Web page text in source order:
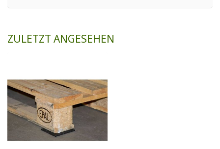
ZULETZT ANGESEHEN